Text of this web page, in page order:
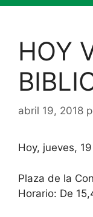
HOY
abril 19, 2018
Hoy, jueves,
Plaza de la
Horario: De